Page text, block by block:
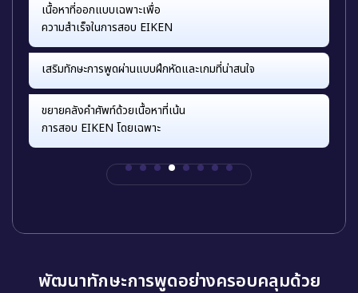
เรียนรู้ทุกหัวข้อและทักษะสำคัญเพื่อผ่านการสอบ PTE
พัฒนาคำศัพท์ที่จำเป็นผ่านแบบฝึกหัดและบทสนทนาแบบโต้ตอบ
เชี่ยวชาญภาษาอังกฤษสำหรับ PTE อย่างมั่นใจ เพื่อผลลัพธ์
สูงสุด
เนื้อหาที่ออกแบบเฉพาะเพื่อ
ความสำเร็จในการสอบ EIKEN
เสริมทักษะการพูดผ่านแบบฝึกหัดและเกมที่น่าสนใจ
ขยายคลังคำศัพท์ด้วยเนื้อหาที่เน้น
การสอบ EIKEN โดยเฉพาะ
พัฒนาทักษะการพูดอย่างครอบคลุมด้วย